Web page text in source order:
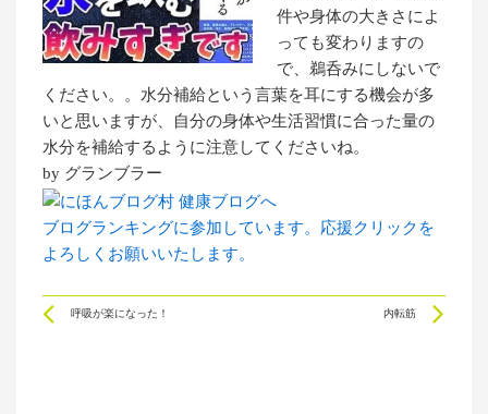
件や身体の大きさによ
っても変わりますの
で、鵜呑みにしないで
ください。。水分補給という言葉を耳にする機会が多
いと思いますが、自分の身体や生活習慣に合った量の
水分を補給するように注意してくださいね。
by グランブラー
ブログランキングに参加しています。応援クリックを
よろしくお願いいたします。
Prev
呼吸が楽になった！ 内転筋